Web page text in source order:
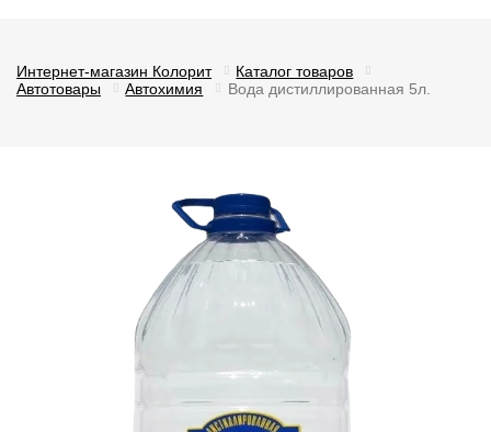
Интернет-магазин Колорит
Каталог товаров
Автотовары
Автохимия Вода дистиллированная 5л.